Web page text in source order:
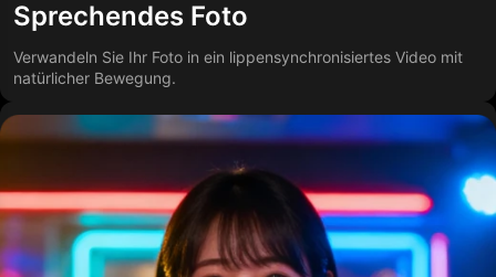
Sprechendes Foto
Verwandeln Sie Ihr Foto in ein lippensynchronisiertes Video mit
natürlicher Bewegung.